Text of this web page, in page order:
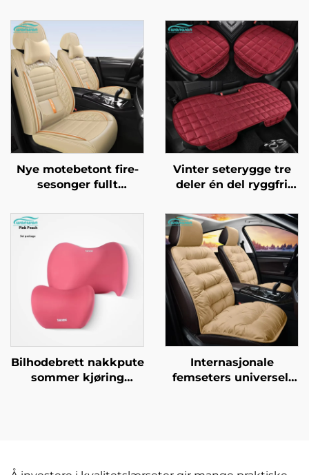
Nye motebetont fire-
sesonger fullt
bilseteovertrekk
eksplosjonssikkert
silkeis materiale front
laget av lær
Vinter seterygge tre
deler én del ryggfri
uten glatt kvadratisk
design kjølende gratis
bil
Bilhodebrett nakkpute
sommer kjøring
Internasjonale
femseters universell